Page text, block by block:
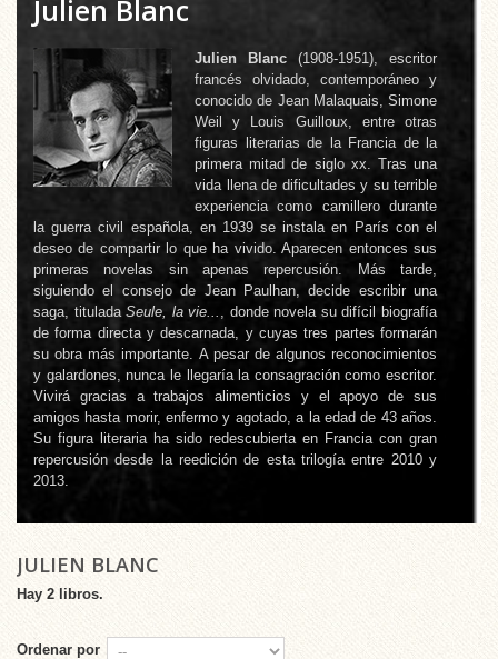
Julien Blanc
Julien Blanc (1908-1951), escritor
francés olvidado, contemporáneo y
conocido de Jean Malaquais, Simone
Weil y Louis Guilloux, entre otras
figuras literarias de la Francia de la
primera mitad de siglo xx. Tras una
vida llena de dificultades y su terrible
experiencia como camillero durante
la guerra civil española, en 1939 se instala en París con el
deseo de compartir lo que ha vivido. Aparecen entonces sus
primeras novelas sin apenas repercusión. Más tarde,
siguiendo el consejo de Jean Paulhan, decide escribir una
saga, tituladaSeule, la vie... , donde novela su difícil biografía
de forma directa y descarnada, y cuyas tres partes formarán
su obra más importante. A pesar de algunos reconocimientos
y galardones, nunca le llegaría la consagración como escritor.
Vivirá gracias a trabajos alimenticios y el apoyo de sus
amigos hasta morir, enfermo y agotado, a la edad de 43 años.
Su figura literaria ha sido redescubierta en Francia con gran
repercusión desde la reedición de esta trilogía entre 2010 y
2013.
JULIEN BLANC
Hay 2 libros.
Ordenar por